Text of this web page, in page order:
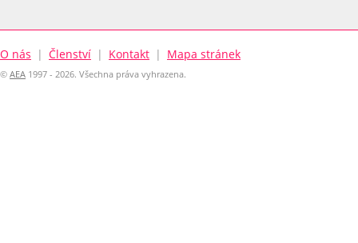
O nás | Členství | Kontakt | Mapa stránek
© AEA 1997 - 2026. Všechna práva vyhrazena.